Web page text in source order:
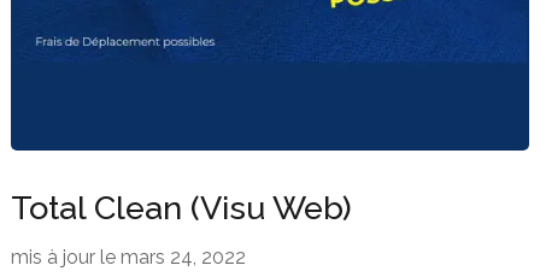
Total Clean (Visu Web)
mis à jour le mars 24, 2022